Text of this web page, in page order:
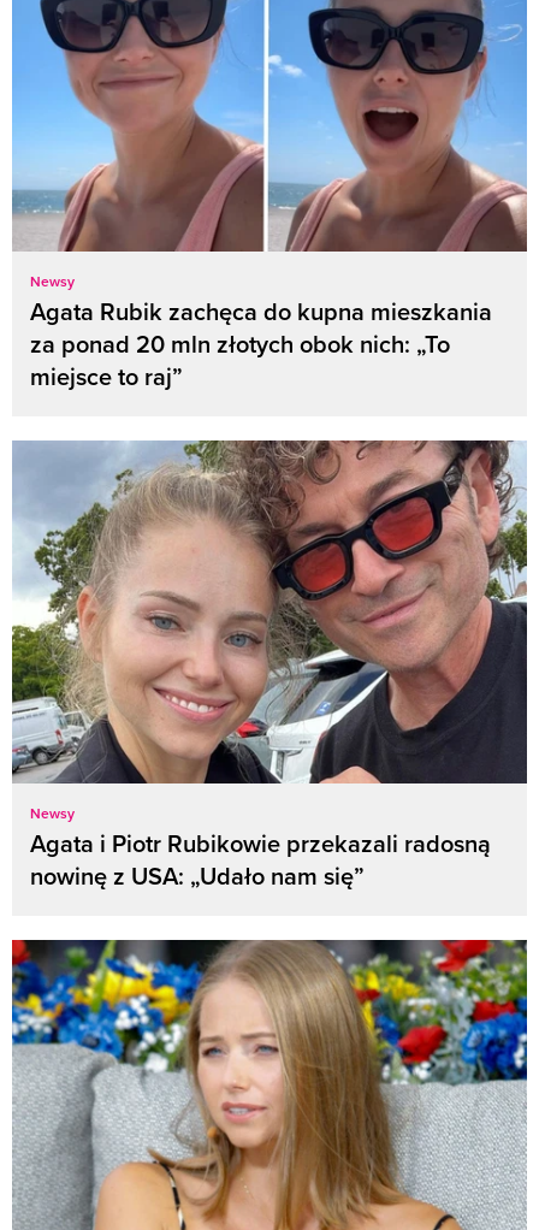
Newsy
Agata Rubik zachęca do kupna mieszkania
za ponad 20 mln złotych obok nich: „To
miejsce to raj”
Newsy
Agata i Piotr Rubikowie przekazali radosną
nowinę z USA: „Udało nam się”